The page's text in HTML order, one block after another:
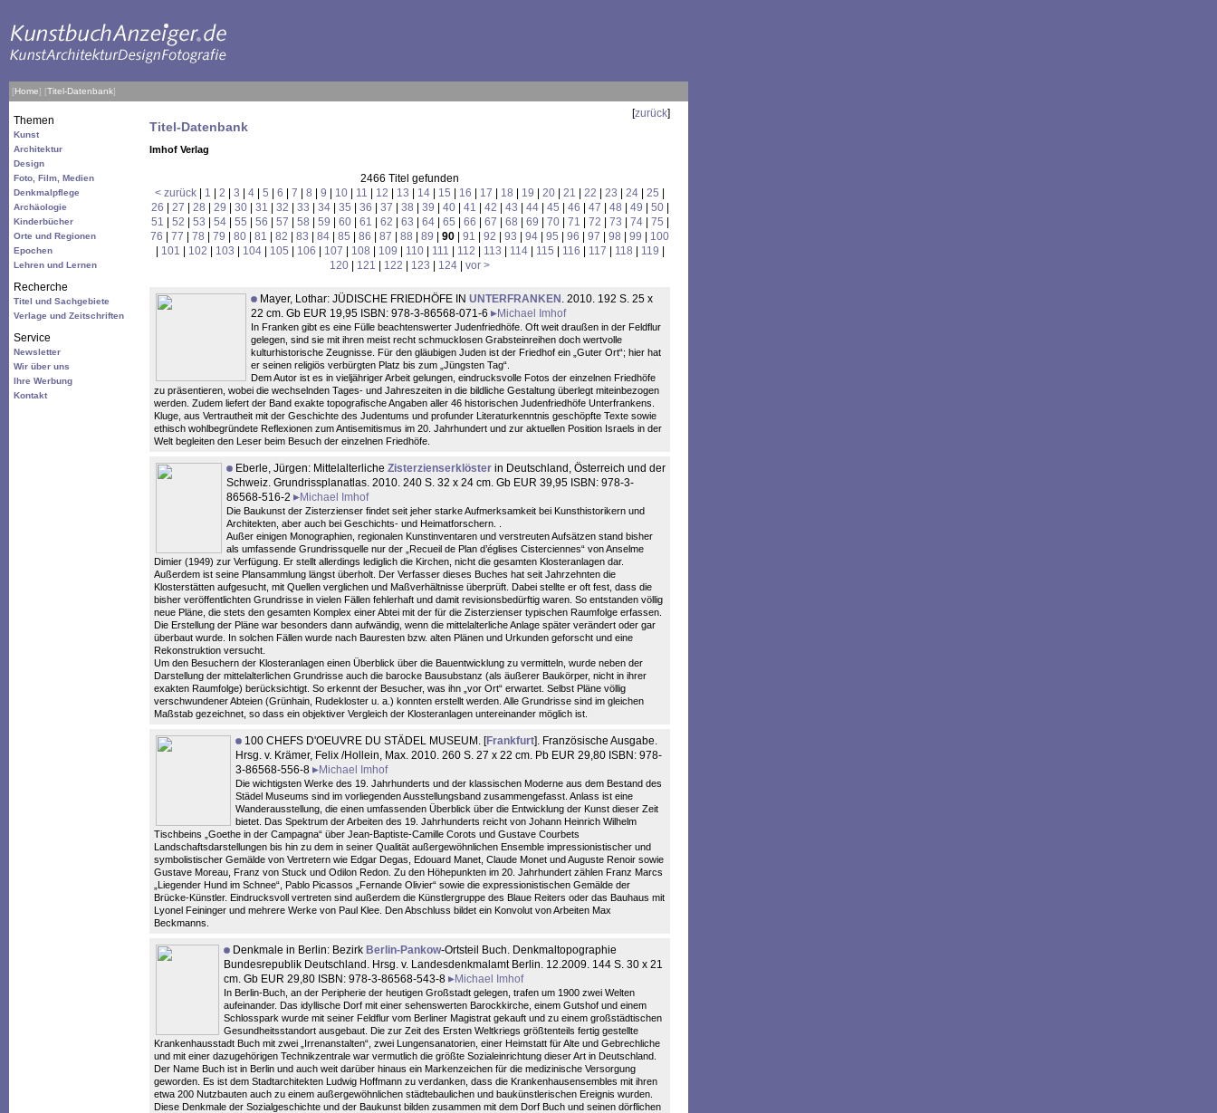
[Home] [Titel-Datenbank]
Themen
Kunst
Architektur
Design
Foto, Film, Medien
Denkmalpflege
Archäologie
Kinderbücher
Orte und Regionen
Epochen
Lehren und Lernen
Recherche
Titel und Sachgebiete
Verlage und Zeitschriften
Service
Newsletter
Wir über uns
Ihre Werbung
Kontakt
Titel-Datenbank
[zurück]
Imhof Verlag
2466 Titel gefunden
< zurück
1 2 3 4 5 6 7 8 9 10 11 12 13 14 15 16 17 18 19 20 21 22 23 24 25
26
27 28 29 30| 31 32 33 34| 35 36 37 38 39 40| 41 42 43 44| 45 46 47 48 49 50|
51
52 53 54| 55 56 57 58 59 60| 61 62 63 64| 65 66 67 68 69 70| 71 72 73 74| 75
76
77 78 79 80 81 82 83 84 85 86 87 88 89 90 91 92 93 94 95 96 97 98 99
100
101 102 103 104| 105 106 107 108 109 110| 111 112 113 114| 115 116 117 118 119
120
121 122 123 124 vor >
Mayer, Lothar: JÜDISCHE FRIEDHÖFE IN UNTERFRANKEN . 2010. 192 S. 25 x
22 cm. Gb EUR 19,95 ISBN: 978-3-86568-071-6
Michael Imhof
In Franken gibt es eine Fülle beachtenswerter Judenfriedhöfe. Oft weit draußen in der Feldflur
gelegen, sind sie mit ihren meist recht schmucklosen Grabsteinreihen doch wertvolle
kulturhistorische Zeugnisse. Für den gläubigen Juden ist der Friedhof ein „Guter Ort“; hier hat
er seinen religiös verbürgten Platz bis zum „Jüngsten Tag“.
Dem Autor ist es in vieljähriger Arbeit gelungen, eindrucksvolle Fotos der einzelnen Friedhöfe
zu präsentieren, wobei die wechselnden Tages- und Jahreszeiten in die bildliche Gestaltung überlegt miteinbezogen
werden. Zudem liefert der Band exakte topografische Angaben aller 46 historischen Judenfriedhöfe Unterfrankens.
Kluge, aus Vertrautheit mit der Geschichte des Judentums und profunder Literaturkenntnis geschöpfte Texte sowie
ethisch wohlbegründete Reflexionen zum Antisemitismus im 20. Jahrhundert und zur aktuellen Position Israels in der
Welt begleiten den Leser beim Besuch der einzelnen Friedhöfe.
Eberle, Jürgen: Mittelalterliche Zisterzienserklöster in Deutschland, Österreich und der
Schweiz. Grundrissplanatlas. 2010. 240 S. 32 x 24 cm. Gb EUR 39,95 ISBN: 978-3-
86568-516-2
Michael Imhof
Die Baukunst der Zisterzienser findet seit jeher starke Aufmerksamkeit bei Kunsthistorikern und
Architekten, aber auch bei Geschichts- und Heimatforschern. .
Außer einigen Monographien, regionalen Kunstinventaren und verstreuten Aufsätzen stand bisher
als umfassende Grundrissquelle nur der „Recueil de Plan d’églises Cisterciennes“ von Anselme
Dimier (1949) zur Verfügung. Er stellt allerdings lediglich die Kirchen, nicht die gesamten Klosteranlagen dar.
Außerdem ist seine Plansammlung längst überholt. Der Verfasser dieses Buches hat seit Jahrzehnten die
Klosterstätten aufgesucht, mit Quellen verglichen und Maßverhältnisse überprüft. Dabei stellte er oft fest, dass die
bisher veröffentlichten Grundrisse in vielen Fällen fehlerhaft und damit revisionsbedürftig waren. So entstanden völlig
neue Pläne, die stets den gesamten Komplex einer Abtei mit der für die Zisterzienser typischen Raumfolge erfassen.
Die Erstellung der Pläne war besonders dann aufwändig, wenn die mittelalterliche Anlage später verändert oder gar
überbaut wurde. In solchen Fällen wurde nach Bauresten bzw. alten Plänen und Urkunden geforscht und eine
Rekonstruktion versucht.
Um den Besuchern der Klosteranlagen einen Überblick über die Bauentwicklung zu vermitteln, wurde neben der
Darstellung der mittelalterlichen Grundrisse auch die barocke Bausubstanz (als äußerer Baukörper, nicht in ihrer
exakten Raumfolge) berücksichtigt. So erkennt der Besucher, was ihn „vor Ort“ erwartet. Selbst Pläne völlig
verschwundener Abteien (Grünhain, Rudekloster u. a.) konnten erstellt werden. Alle Grundrisse sind im gleichen
Maßstab gezeichnet, so dass ein objektiver Vergleich der Klosteranlagen untereinander möglich ist.
100 CHEFS D'OEUVRE DU STÄDEL MUSEUM. [Frankfurt]. Französische Ausgabe.
Hrsg. v. Krämer, Felix /Hollein, Max. 2010. 260 S. 27 x 22 cm. Pb EUR 29,80 ISBN: 978-
3-86568-556-8
Michael Imhof
Die wichtigsten Werke des 19. Jahrhunderts und der klassischen Moderne aus dem Bestand des
Städel Museums sind im vorliegenden Ausstellungsband zusammengefasst. Anlass ist eine
Wanderausstellung, die einen umfassenden Überblick über die Entwicklung der Kunst dieser Zeit
bietet. Das Spektrum der Arbeiten des 19. Jahrhunderts reicht von Johann Heinrich Wilhelm
Tischbeins „Goethe in der Campagna“ über Jean-Baptiste-Camille Corots und Gustave Courbets
Landschaftsdarstellungen bis hin zu dem in seiner Qualität außergewöhnlichen Ensemble impressionistischer und
symbolistischer Gemälde von Vertretern wie Edgar Degas, Edouard Manet, Claude Monet und Auguste Renoir sowie
Gustave Moreau, Franz von Stuck und Odilon Redon. Zu den Höhepunkten im 20. Jahrhundert zählen Franz Marcs
„Liegender Hund im Schnee“, Pablo Picassos „Fernande Olivier“ sowie die expressionistischen Gemälde der
Brücke-Künstler. Eindrucksvoll vertreten sind außerdem die Künstlergruppe des Blaue Reiters oder das Bauhaus mit
Lyonel Feininger und mehrere Werke von Paul Klee. Den Abschluss bildet ein Konvolut von Arbeiten Max
Beckmanns.
Denkmale in Berlin: Bezirk Berlin-Pankow-Ortsteil Buch. Denkmaltopographie
Bundesrepublik Deutschland. Hrsg. v. Landesdenkmalamt Berlin. 12.2009. 144 S. 30 x 21
cm. Gb EUR 29,80 ISBN: 978-3-86568-543-8
Michael Imhof
In Berlin-Buch, an der Peripherie der heutigen Großstadt gelegen, trafen um 1900 zwei Welten
aufeinander. Das idyllische Dorf mit einer sehenswerten Barockkirche, einem Gutshof und einem
Schlosspark wurde mit seiner Feldflur vom Berliner Magistrat gekauft und zu einem großstädtischen
Gesundheitsstandort ausgebaut. Die zur Zeit des Ersten Weltkriegs größtenteils fertig gestellte
Krankenhausstadt Buch mit zwei „Irrenanstalten“, zwei Lungensanatorien, einer Heimstatt für Alte und Gebrechliche
und mit einer dazugehörigen Technikzentrale war vermutlich die größte Sozialeinrichtung dieser Art in Deutschland.
Der Name Buch ist in Berlin und auch weit darüber hinaus ein Markenzeichen für die medizinische Versorgung
geworden. Es ist dem Stadtarchitekten Ludwig Hoffmann zu verdanken, dass die Krankenhausensembles mit ihren
etwa 200 Nutzbauten auch zu einem außergewöhnlichen städtebaulichen und baukünstlerischen Ereignis wurden.
Diese Denkmale der Sozialgeschichte und der Baukunst bilden zusammen mit dem Dorf Buch und seinen dörflichen